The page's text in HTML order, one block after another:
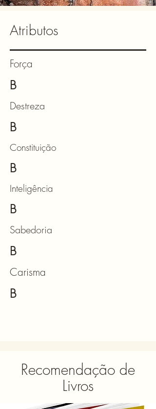
Atributos
Força
B
Destreza
B
Constituição
B
Inteligência
B
Sabedoria
B
Carisma
B
Recomendação de
Livros